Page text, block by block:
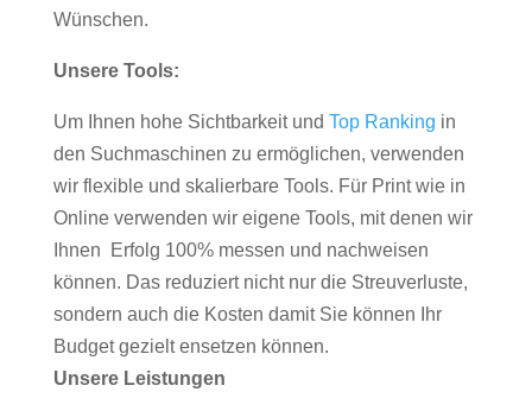
Wünschen.
Unsere Tools:
Um Ihnen hohe Sichtbarkeit und Top Ranking in
den Suchmaschinen zu ermöglichen, verwenden
wir flexible und skalierbare Tools. Für Print wie in
Online verwenden wir eigene Tools, mit denen wir
Ihnen Erfolg 100% messen und nachweisen
können. Das reduziert nicht nur die Streuverluste,
sondern auch die Kosten damit Sie können Ihr
Budget gezielt ensetzen können.
Unsere Leistungen